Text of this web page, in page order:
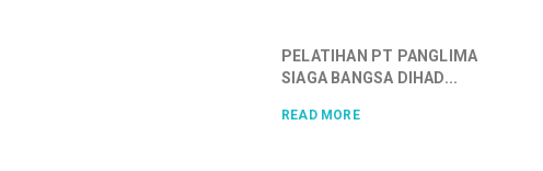
PELATIHAN PT PANGLIMA
SIAGA BANGSA DIHAD...
READ MORE